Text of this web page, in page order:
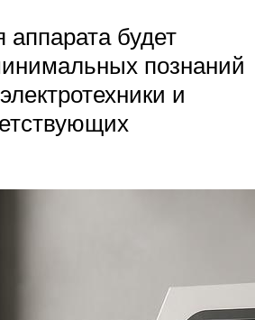
будет
познаний
и